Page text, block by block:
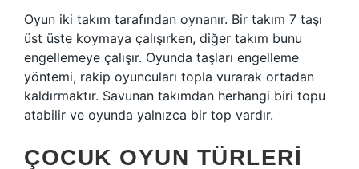
Oyun iki takım tarafından oynanır. Bir takım 7 taşı
üst üste koymaya çalışırken, diğer takım bunu
engellemeye çalışır. Oyunda taşları engelleme
yöntemi, rakip oyuncuları topla vurarak ortadan
kaldırmaktır. Savunan takımdan herhangi biri topu
atabilir ve oyunda yalnızca bir top vardır.
ÇOCUK OYUN TÜRLERI